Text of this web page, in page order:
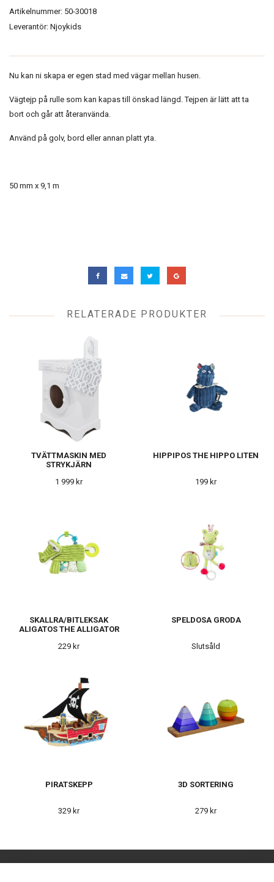
Artikelnummer: 50-30018
Leverantör: Njoykids
Nu kan ni skapa er egen stad med vägar mellan husen.
Vägtejp på rulle som kan kapas till önskad längd. Tejpen är lätt att ta
bort och går att återanvända.
Använd på golv, bord eller annan platt yta.
50 mm x 9,1 m
RELATERADE PRODUKTER
TVÄTTMASKIN MED
STRYKJÄRN
1 999 kr
HIPPIPOS THE HIPPO LITEN
199 kr
SKALLRA/BITLEKSAK
ALIGATOS THE ALLIGATOR
229 kr
SPELDOSA GRODA
Slutsåld
PIRATSKEPP
329 kr
3D SORTERING
279 kr